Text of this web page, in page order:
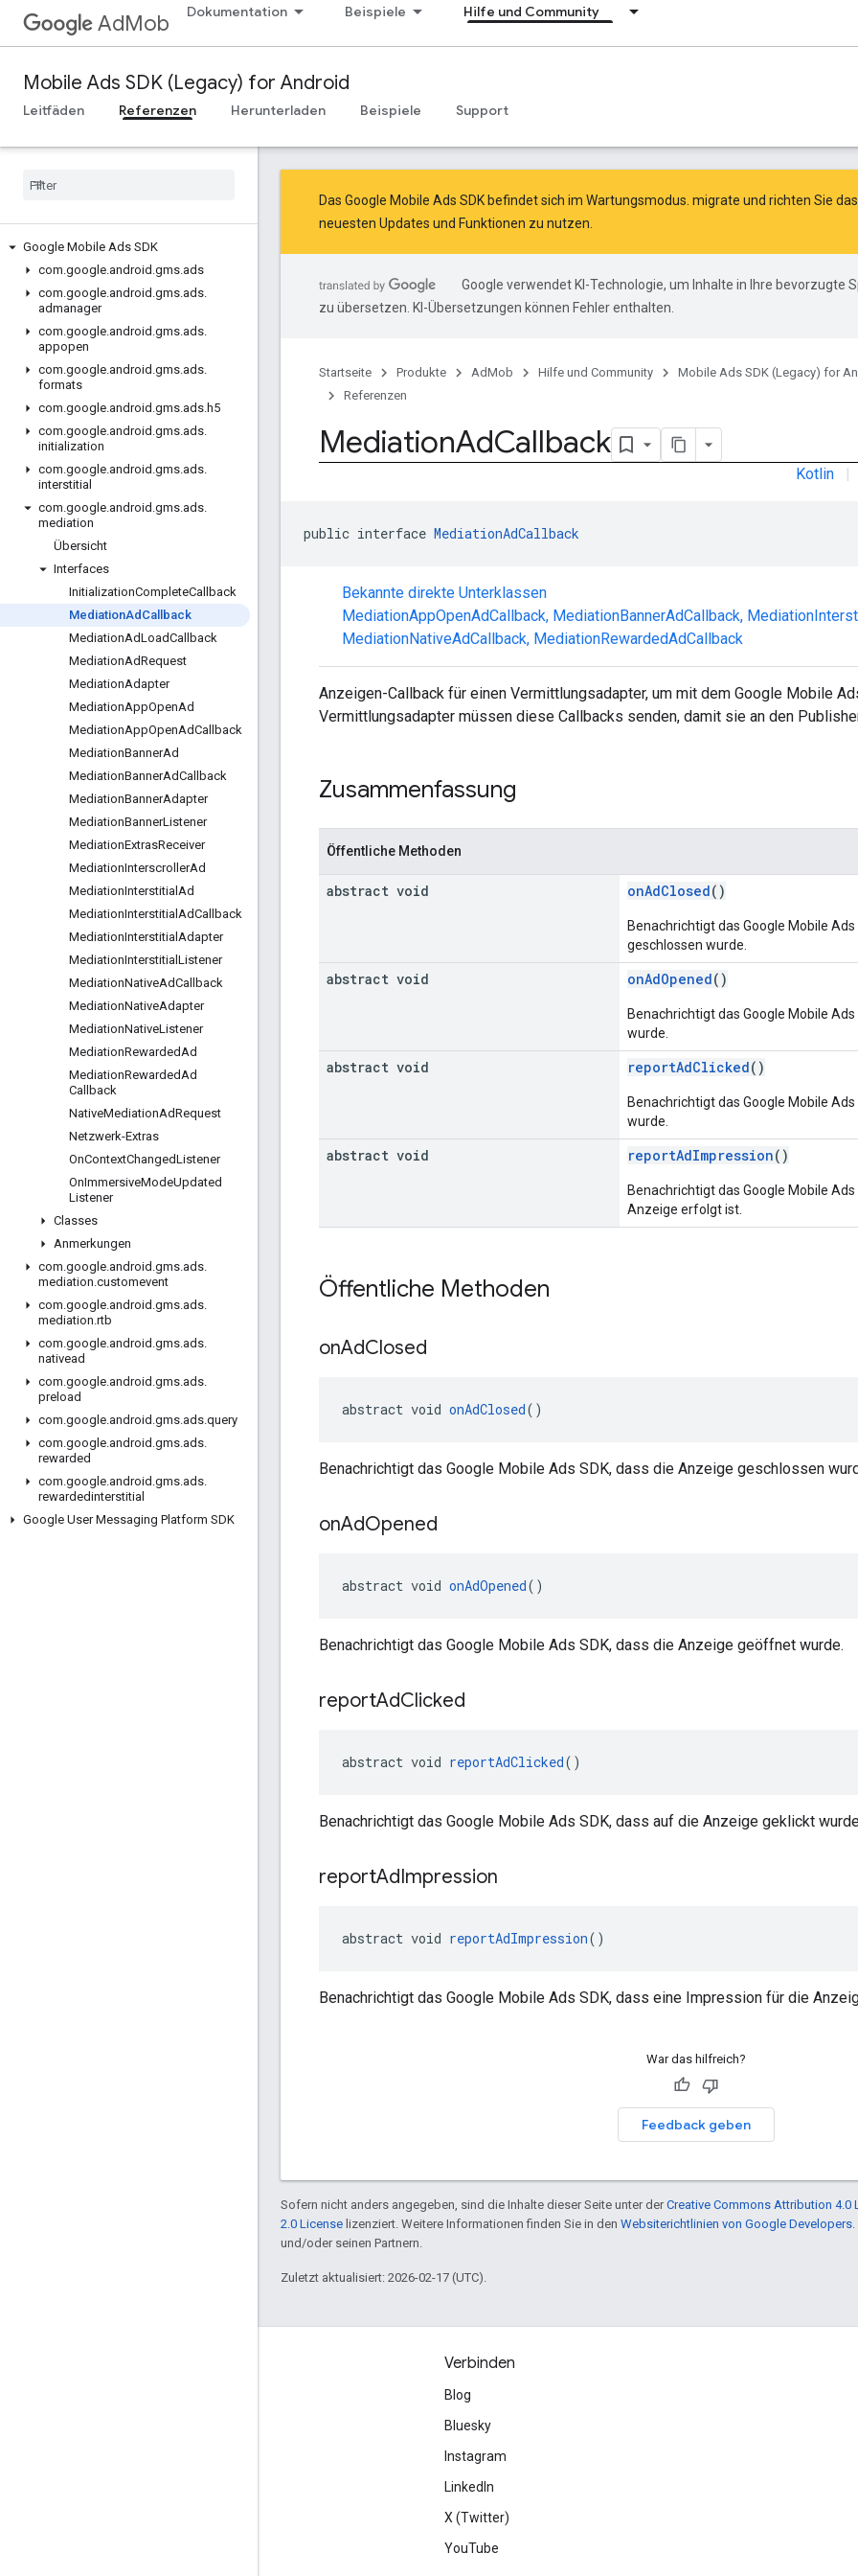
AdMob Dokumentation Beispiele Hilfe und Community
Mobile Ads SDK (Legacy) for Android
Leitfäden Referenzen Herunterladen Beispiele Support
Google Mobile Ads SDK
com.google.android .gms.ads
com.google.android .gms.ads.
admanager
com.google.android .gms.ads.
appopen
com.google.android .gms.ads.
formats
com.google.android .gms.ads.h5
com.google.android .gms.ads.
initialization
com.google.android .gms.ads.
interstitial
com.google.android .gms.ads.
mediation
Übersicht
Interfaces
InitializationCompleteCallback
MediationAd Callback
MediationAdLoadCallback
MediationAdRequest
MediationAdapter
MediationAppOpenAd
MediationAppOpenAdCallback
MediationBannerAd
MediationBannerAdCallback
MediationBannerAdapter
MediationBannerListener
MediationExtrasReceiver
MediationInterscrollerAd
MediationInterstitial Ad
MediationInterstitial AdCallback
MediationInterstitial Adapter
MediationInterstitial Listener
MediationNativeAdCallback
MediationNativeAdapter
MediationNativeListener
MediationRewardedAd
MediationRewardedAd
Callback
NativeMediationAdRequest
Netzwerk-Extras
OnContextChangedListener
OnImmersiveModeUpdated
Listener
Classes
Anmerkungen
com.google.android .gms.ads.
mediation.customevent
com.google.android .gms.ads.
mediation.rtb
com.google.android .gms.ads.
nativead
com.google.android .gms.ads.
preload
com.google.android .gms.ads.query
com.google.android .gms.ads.
rewarded
com.google.android .gms.ads.
rewardedinterstitial
Google User Messaging Platform SDK
Das Google Mobile Ads SDK befindet sich im Wartungsmodus. migrate und richten Sie
neuesten Updates und Funktionen zu nutzen.
Google verwendet KI-Technologie, um Inhalte in Ihre bevorzugte
zu übersetzen. KI-Übersetzungen können Fehler enthalten.
Startseite Produkte AdMob Hilfe und Community
Mobile Ads SDK (Legacy) for
Referenzen
MediationAdCallback
Kotlin |
public interface MediationAdCallback
Bekannte direkte Unterklassen
MediationAppOpenAdCallback, MediationBannerAdCallback,
MediationNativeAdCallback, MediationRewardedAdCallback
Anzeigen-Callback für einen Vermittlungsadapter, um mit dem Google Mobile
Vermittlungsadapter müssen diese Callbacks senden, damit sie an den
Zusammenfassung
Öffentliche Methoden
abstract void onAdClosed()
Benachrichtigt das Google Mobile
geschlossen wurde.
abstract void onAdOpened()
Benachrichtigt das Google Mobile
wurde.
abstract void reportAdClicked()
Benachrichtigt das Google Mobile
wurde.
abstract void reportAdImpression()
Benachrichtigt das Google Mobile
Anzeige erfolgt ist.
Öffentliche Methoden
onAdClosed
abstract void onAdClosed()
Benachrichtigt das Google Mobile Ads SDK, dass die Anzeige geschlossen
onAdOpened
abstract void onAdOpened()
Benachrichtigt das Google Mobile Ads SDK, dass die Anzeige geöffnet wurde.
reportAdClicked
abstract void reportAdClicked()
Benachrichtigt das Google Mobile Ads SDK, dass auf die Anzeige geklickt
reportAdImpression
abstract void reportAdImpression()
Benachrichtigt das Google Mobile Ads SDK, dass eine Impression für die
War das hilfreich?
Feedback geben
Sofern nicht anders angegeben, sind die Inhalte dieser Seite unter derCreative Commons Attribution 4.0
2.0 License lizenziert. Weitere Informationen finden Sie in den Websiterichtlinien von Google Developers
und/oder seinen Partnern.
Zuletzt aktualisiert: 2026-02-17 (UTC).
Verbinden
Blog
Bluesky
Instagram
LinkedIn
X (Twitter)
YouTube